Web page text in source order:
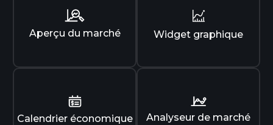
Aperçu du marché Widget graphique
Calendrier économique Analyseur de marché